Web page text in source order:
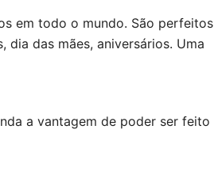
em todo o mundo. São perfeitos
das mães, aniversários. Uma
a vantagem de poder ser feito